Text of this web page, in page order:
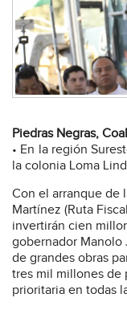
Piedras Negras,
• En la región
la colonia Loma
Con el arranque de
Martínez (Ruta
invertirán cien
gobernador
de grandes obras
tres mil millones de
prioritaria en todas